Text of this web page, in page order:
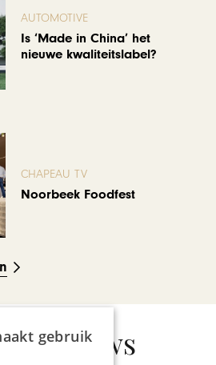
AUTOMOTIVE
Is ‘Made in China’ het
nieuwe kwaliteitslabel?
CHAPEAU TV
Noorbeek Foodfest
nieuws
gebruik